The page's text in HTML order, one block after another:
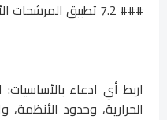
### 7.2 تطبيق المرشحات الأساسية
اربط أي ادعاء بالأساسيات:
الحرارية، وحدود الأنظمة،